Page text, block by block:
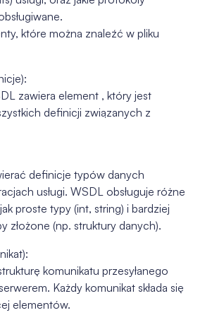
które można znaleźć w pliku
zawiera element , który jest
definicji związanych z
definicje typów danych
usługi. WSDL obsługuje różne
proste typy (int, string) i bardziej
złożone (np. struktury danych).
komunikatu przesyłanego
Każdy komunikat składa się
elementów.